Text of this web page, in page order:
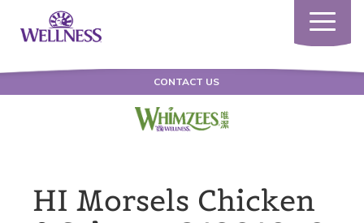
Toggle
CONTACT US
HI Morsels Chicken